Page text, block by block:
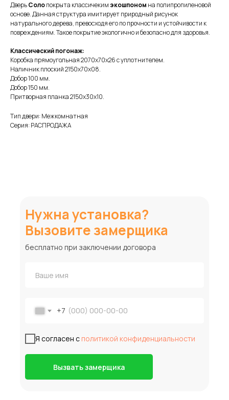
ДверьСолопокрыта классичекимэкошпоном на полипропиленовой
основе. Данная структура имитирует природный рисунок
натурального дерева, превосходя его по прочности и устойчивости к
повреждениям. Такое покрытие экологично и безопасно для здоровья.
Классический погонаж:
Коробка прямоугольная 2070х70х26 с уплотнителем.
Наличник плоский 2150х70х08.
Добор 100 мм.
Добор 150 мм.
Притворная планка 2150х30х10.
Тип двери: Межкомнатная
Серия: РАСПРОДАЖА
Нужна установка?
Вызовите замерщика
+7
Я согласен с политикой конфиденциальности
Вызвать замерщика
бесплатно при заключении договора